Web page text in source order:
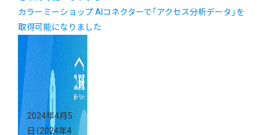
カラーミーショップ AIコネクターで「アクセス分析データ」を
取得可能になりました
2024年4月5
日 （2024年4